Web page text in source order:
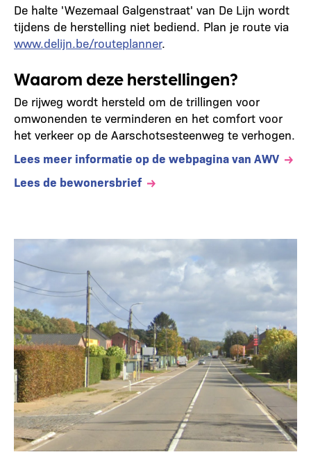
De halte 'Wezemaal Galgenstraat' van De Lijn wordt
tijdens de herstelling niet bediend. Plan je route via
www.delijn.be/routeplanner.
Waarom deze herstellingen?
De rijweg wordt hersteld om de trillingen voor
omwonenden te verminderen en het comfort voor
het verkeer op de Aarschotsesteenweg te verhogen.
Lees meer informatie op de webpagina van AWV
Lees de bewonersbrief